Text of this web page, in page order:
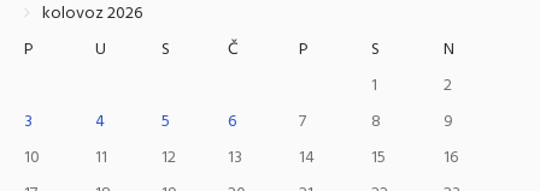
kolovoz 2026
P
U S Č P S
N
1
2
3
4 5 6 7 8
9
10
11 12 13 14 15
16